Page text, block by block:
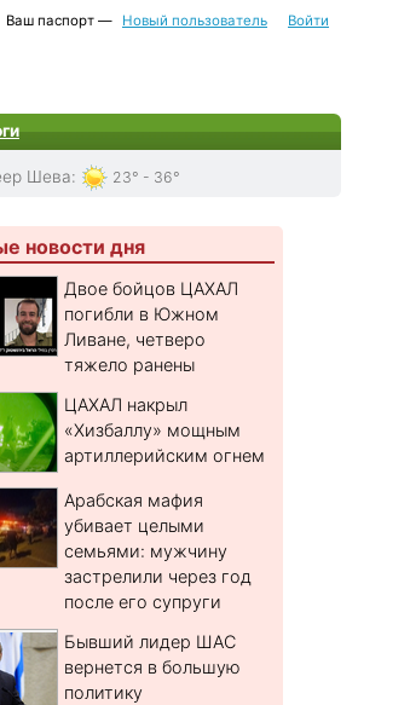
Ваш паспорт — Новый пользователь Войти
Шева: 23° - 36°
новости дня
Двое бойцов ЦАХАЛ
погибли в Южном
Ливане, четверо
тяжело ранены
ЦАХАЛ накрыл
«Хизбаллу» мощным
артиллерийским огнем
Арабская мафия
убивает целыми
семьями: мужчину
застрелили через год
после его супруги
Бывший лидер ШАС
вернется в большую
политику